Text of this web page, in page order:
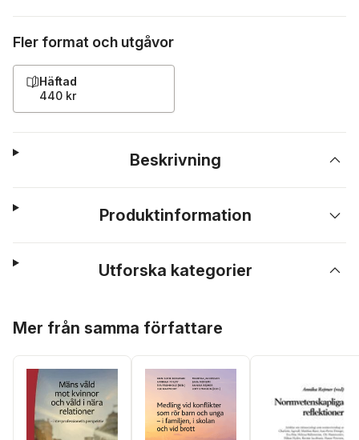
Fler format och utgåvor
Häftad
440 kr
Beskrivning
Produktinformation
Utforska kategorier
Mer från samma författare